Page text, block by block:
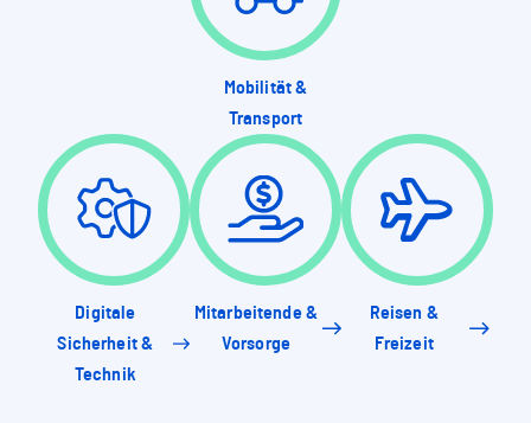
Mobilität &
Transport
Digitale
Sicherheit &
Technik
Mitarbeitende &
Vorsorge
Reisen &
Freizeit